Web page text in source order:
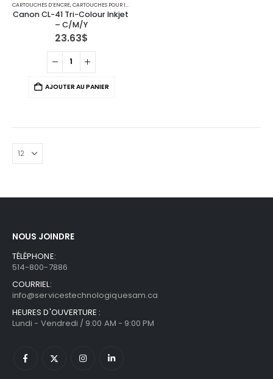
CARTOUCHES D’ENCRE,CARTOUCHES POUR IMPRIMANTES CANON
Canon CL-41 Tri-Colour Inkjet
– C/M/Y
23.63$
AJOUTER AU PANIER
NOUS JOINDRE
TÉLÉPHONE:
514-800-7886
COURRIEL:
info@servicestechnologiquesam.ca
HEURES D'OUVERTURE :
Lundi - Vendredi / 9:00 AM - 9:00 PM